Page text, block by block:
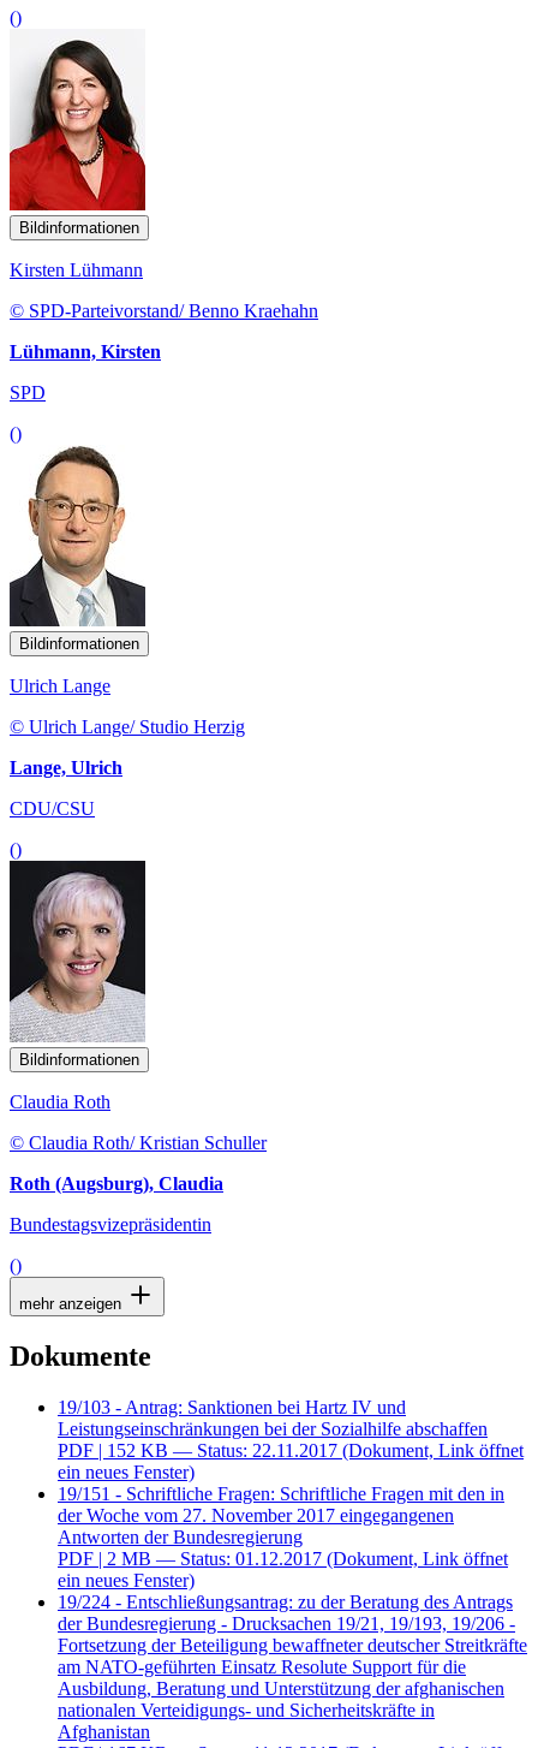
()
Bildinformationen
Kirsten Lühmann
© SPD-Parteivorstand/ Benno Kraehahn
Lühmann, Kirsten
SPD
()
Bildinformationen
Ulrich Lange
© Ulrich Lange/ Studio Herzig
Lange, Ulrich
CDU/CSU
()
Bildinformationen
Claudia Roth
© Claudia Roth/ Kristian Schuller
Roth (Augsburg), Claudia
Bundestagsvizepräsidentin
()
mehr anzeigen
Dokumente
19/103 - Antrag: Sanktionen bei Hartz IV und
Leistungseinschränkungen bei der Sozialhilfe abschaffen
PDF | 152 KB — Status: 22.11.2017 (Dokument, Link öffnet
ein neues Fenster)
19/151 - Schriftliche Fragen: Schriftliche Fragen mit den in
der Woche vom 27. November 2017 eingegangenen
Antworten der Bundesregierung
PDF | 2 MB — Status: 01.12.2017 (Dokument, Link öffnet
ein neues Fenster)
19/224 - Entschließungsantrag: zu der Beratung des Antrags
der Bundesregierung - Drucksachen 19/21, 19/193, 19/206 -
Fortsetzung der Beteiligung bewaffneter deutscher Streitkräfte
am NATO-geführten Einsatz Resolute Support für die
Ausbildung, Beratung und Unterstützung der afghanischen
nationalen Verteidigungs- und Sicherheitskräfte in
Afghanistan